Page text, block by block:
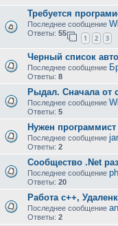
Требуется
Последнее сообщение
Ответы: 55
1 2 3
Черный список
Последнее сообщение
Ответы: 8
Рыдал. Сначала от
Последнее сообщение
Ответы: 5
Нужен программист
Последнее сообщение
Ответы: 2
Сообщество .Net
Последнее сообщение
Ответы: 20
Работа с++,
Последнее сообщение
Ответы: 2